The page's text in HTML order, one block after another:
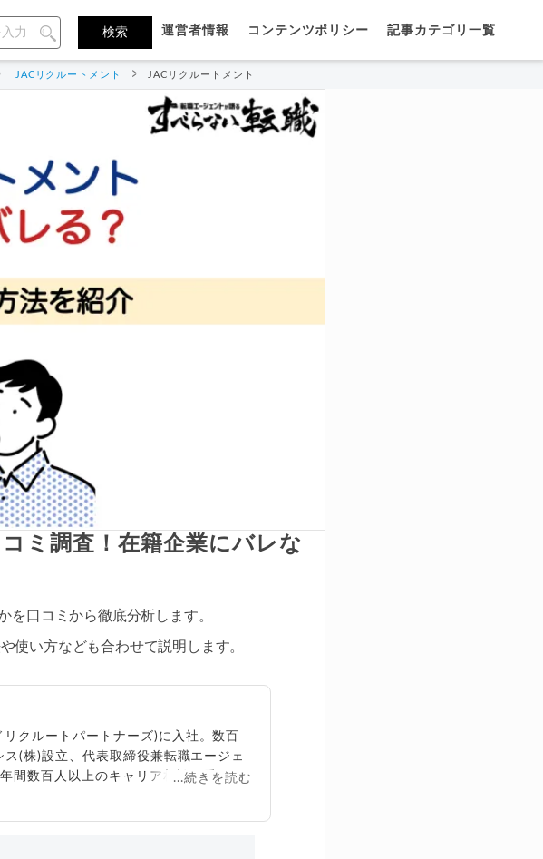
運営者情報 コンテンツポリシー 記事カテゴリ一覧
JACリクルートメント JACリクルートメントの利用がばれるのか口コミ調査！在籍企業にバレないよう
ミ調査！在籍企業にバレな
を口コミから徹底分析します。
使い方なども合わせて説明します。
クルートパートナーズ)に入社。数百
(株)設立、代表取締役兼転職エージェ
間数百人以上のキャリア相談に乗る。
...続きを読む